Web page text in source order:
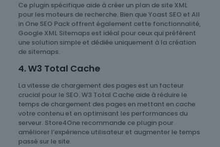
Ce plugin spécifique aide à créer un plan de site XML
pour les moteurs de recherche. Bien que Yoast SEO et All
in One SEO Pack offrent également cette fonctionnalité,
Google XML Sitemaps est idéal pour ceux qui préfèrent
une solution simple et dédiée uniquement à la création
de sitemaps.
4. W3 Total Cache
La vitesse de chargement des pages est un facteur
crucial pour le SEO. W3 Total Cache aide à réduire le
temps de chargement des pages en mettant en cache
votre contenu et en optimisant les performances du
serveur. Store4One recommande ce plugin pour
améliorer l’expérience utilisateur et augmenter le temps
passé sur le site.